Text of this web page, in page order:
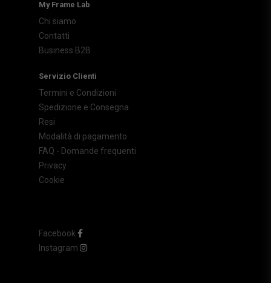
My Frame Lab
Chi siamo
Contatti
Business B2B
Servizio Clienti
Termini e Condizioni
Spedizione e Consegna
Resi
Modalità di pagamento
FAQ - Domande frequenti
Privacy
Cookie
Facebook
Instagram